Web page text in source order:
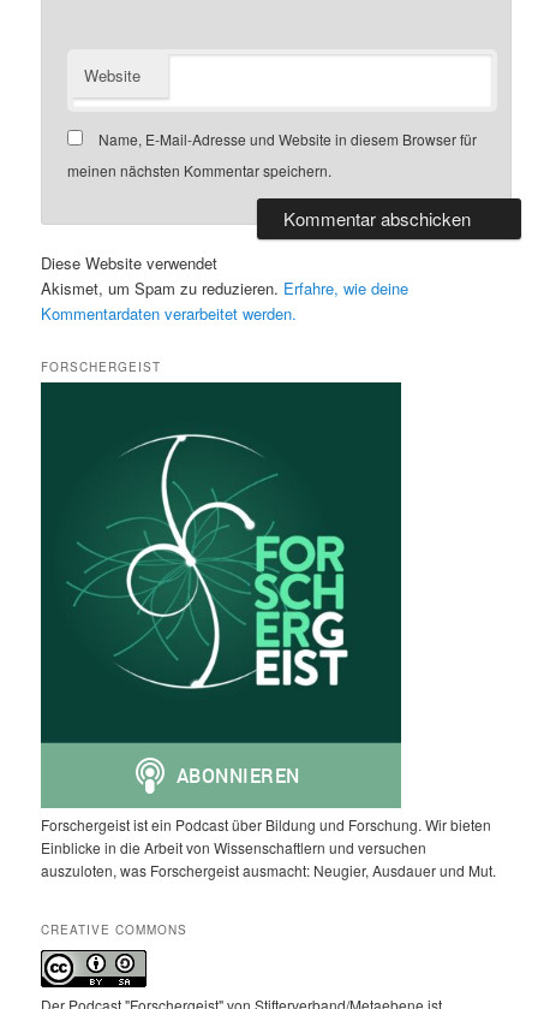
Website
Name, E-Mail-Adresse und Website in diesem Browser für
meinen nächsten Kommentar speichern.
Diese Website verwendet
Akismet, um Spam zu reduzieren. Erfahre, wie deine
Kommentardaten verarbeitet werden.
FORSCHERGEIST
Forschergeist ist ein Podcast über Bildung und Forschung. Wir bieten
Einblicke in die Arbeit von Wissenschaftlern und versuchen
auszuloten, was Forschergeist ausmacht: Neugier, Ausdauer und Mut.
CREATIVE COMMONS